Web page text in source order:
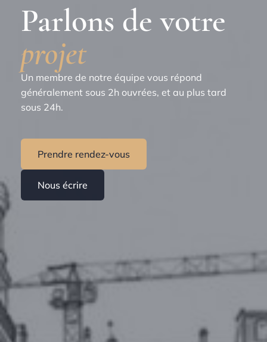
Parlons de votre
projet
Un membre de notre équipe vous répond
généralement sous 2h ouvrées, et au plus tard
sous 24h.
Prendre rendez-vous
Nous écrire